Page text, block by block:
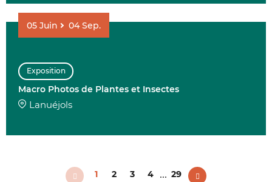
Exposition
Macro Photos de Plantes et Insectes
Lanuéjols
05 Juin 04 Sep.
1 2 3 4 ... 29